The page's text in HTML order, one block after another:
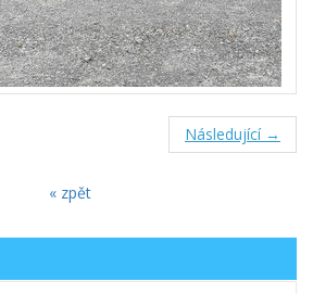
Následující →
« zpět